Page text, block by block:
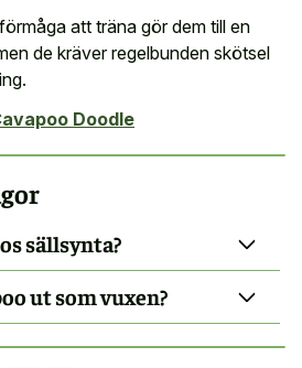
att träna gör dem till en
de kräver regelbunden skötsel
Doodle
sällsynta?
ut som vuxen?